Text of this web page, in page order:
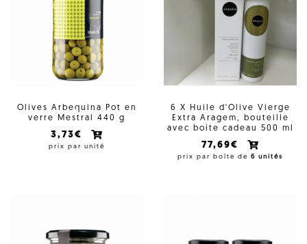
Olives Arbequina Pot en
verre Mestral 440 g
3,73€
prix par unité
6 X Huile d'Olive Vierge
Extra Aragem, bouteille
avec boite cadeau 500 ml
77,69€
prix par boîte de 6 unités